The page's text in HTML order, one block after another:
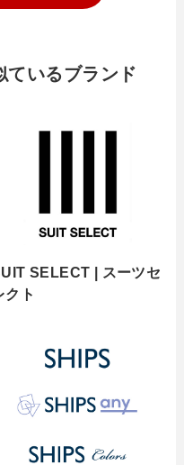
ているブランド
SELECT | スーツセ
クト